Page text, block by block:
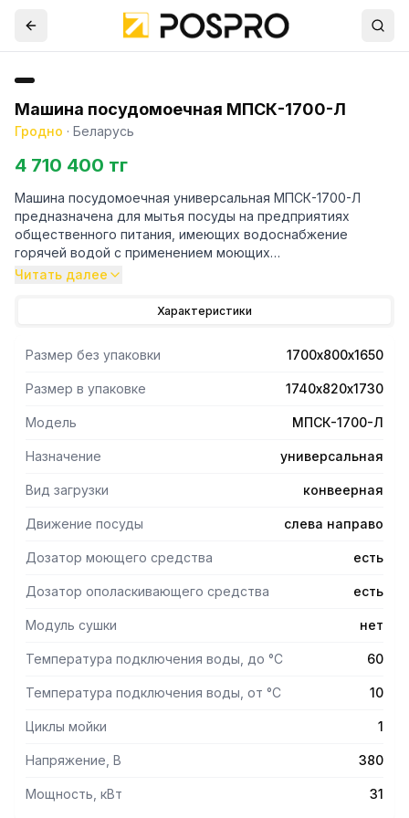
Машина посудомоечная МПСК-1700-Л
Гродно · Беларусь
4 710 400 тг
Машина посудомоечная универсальная МПСК-1700-Л
предназначена для мытья посуды на предприятиях
общественного питания, имеющих водоснабжение
горячей водой с применением моющих
средств.Движение посуды слева-направо.
Читать далее
Характеристики
Размер без упаковки 1700х800х1650
Размер в упаковке 1740х820х1730
Модель МПСК-1700-Л
Назначение универсальная
Вид загрузки конвеерная
Движение посуды слева направо
Дозатор моющего средства есть
Дозатор ополаскивающего средства есть
Модуль сушки нет
Температура подключения воды, до °С 60
Температура подключения воды, от °С 10
Циклы мойки 1
Напряжение, В 380
Мощность, кВт 31